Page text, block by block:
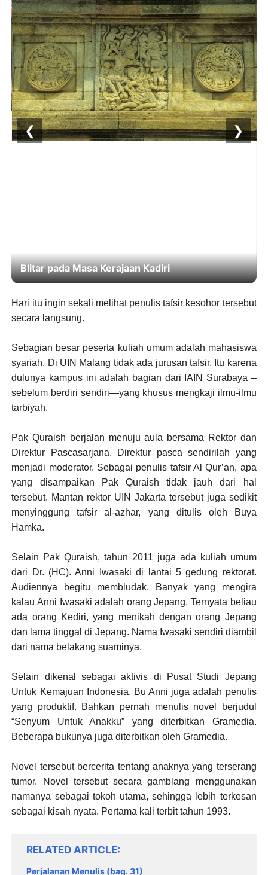
Blitar pada Masa Kerajaan Kadiri
❮ ❯
Hari itu ingin sekali melihat penulis tafsir kesohor tersebut
secara langsung.
Sebagian besar peserta kuliah umum adalah mahasiswa
syariah. Di UIN Malang tidak ada jurusan tafsir. Itu karena
dulunya kampus ini adalah bagian dari IAIN Surabaya –
sebelum berdiri sendiri—yang khusus mengkaji ilmu-ilmu
tarbiyah.
Pak Quraish berjalan menuju aula bersama Rektor dan
Direktur Pascasarjana. Direktur pasca sendirilah yang
menjadi moderator. Sebagai penulis tafsir Al Qur’an, apa
yang disampaikan Pak Quraish tidak jauh dari hal
tersebut. Mantan rektor UIN Jakarta tersebut juga sedikit
menyinggung tafsir al-azhar, yang ditulis oleh Buya
Hamka.
Selain Pak Quraish, tahun 2011 juga ada kuliah umum
dari Dr. (HC). Anni Iwasaki di lantai 5 gedung rektorat.
Audiennya begitu membludak. Banyak yang mengira
kalau Anni Iwasaki adalah orang Jepang. Ternyata beliau
ada orang Kediri, yang menikah dengan orang Jepang
dan lama tinggal di Jepang. Nama Iwasaki sendiri diambil
dari nama belakang suaminya.
Selain dikenal sebagai aktivis di Pusat Studi Jepang
Untuk Kemajuan Indonesia, Bu Anni juga adalah penulis
yang produktif. Bahkan pernah menulis novel berjudul
“Senyum Untuk Anakku” yang diterbitkan Gramedia.
Beberapa bukunya juga diterbitkan oleh Gramedia.
Novel tersebut bercerita tentang anaknya yang terserang
tumor. Novel tersebut secara gamblang menggunakan
namanya sebagai tokoh utama, sehingga lebih terkesan
sebagai kisah nyata. Pertama kali terbit tahun 1993.
RELATED ARTICLE
Perjalanan Menulis (bag. 31)